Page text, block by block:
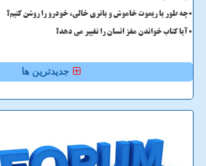
چه طور با ریموت خاموش و باتری خالی، خودرو را روشن کنیم؟
آیا کتاب خواندن مغز انسان را تغییر می دهد؟
جدیدترین ها